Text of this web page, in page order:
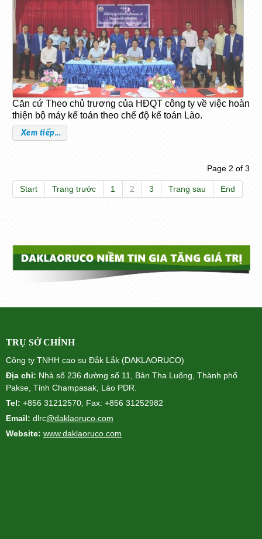
Căn cứ Theo chủ trương của HĐQT công ty về việc hoàn
thiện bộ máy kế toán theo chế độ kế toán Lào.
Xem tiếp...
Page 2 of 3
Start Trang trước 1 2 3 Trang sau End
TRỤ SỞ CHÍNH
Công ty TNHH cao su Đắk Lắk (DAKLAORUCO)
Địa chỉ: Nhà số 236 đường số 11, Bản Tha Luống, Thành phố
Pakse, Tỉnh Champasak, Lào PDR.
Tel: +856 31212570; Fax: +856 31252982
Email: dlrc@daklaoruco.com
Website: www.daklaoruco.com